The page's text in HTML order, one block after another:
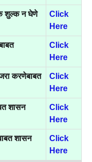
शुल्क न घेणे
Click
Here
Click
Here
करणेबाबत
Click
Here
शासन
Click
Here
शासन
Click
Here